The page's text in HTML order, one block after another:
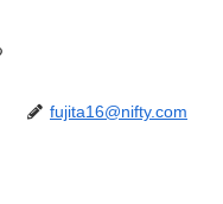
fujita16@nifty.com